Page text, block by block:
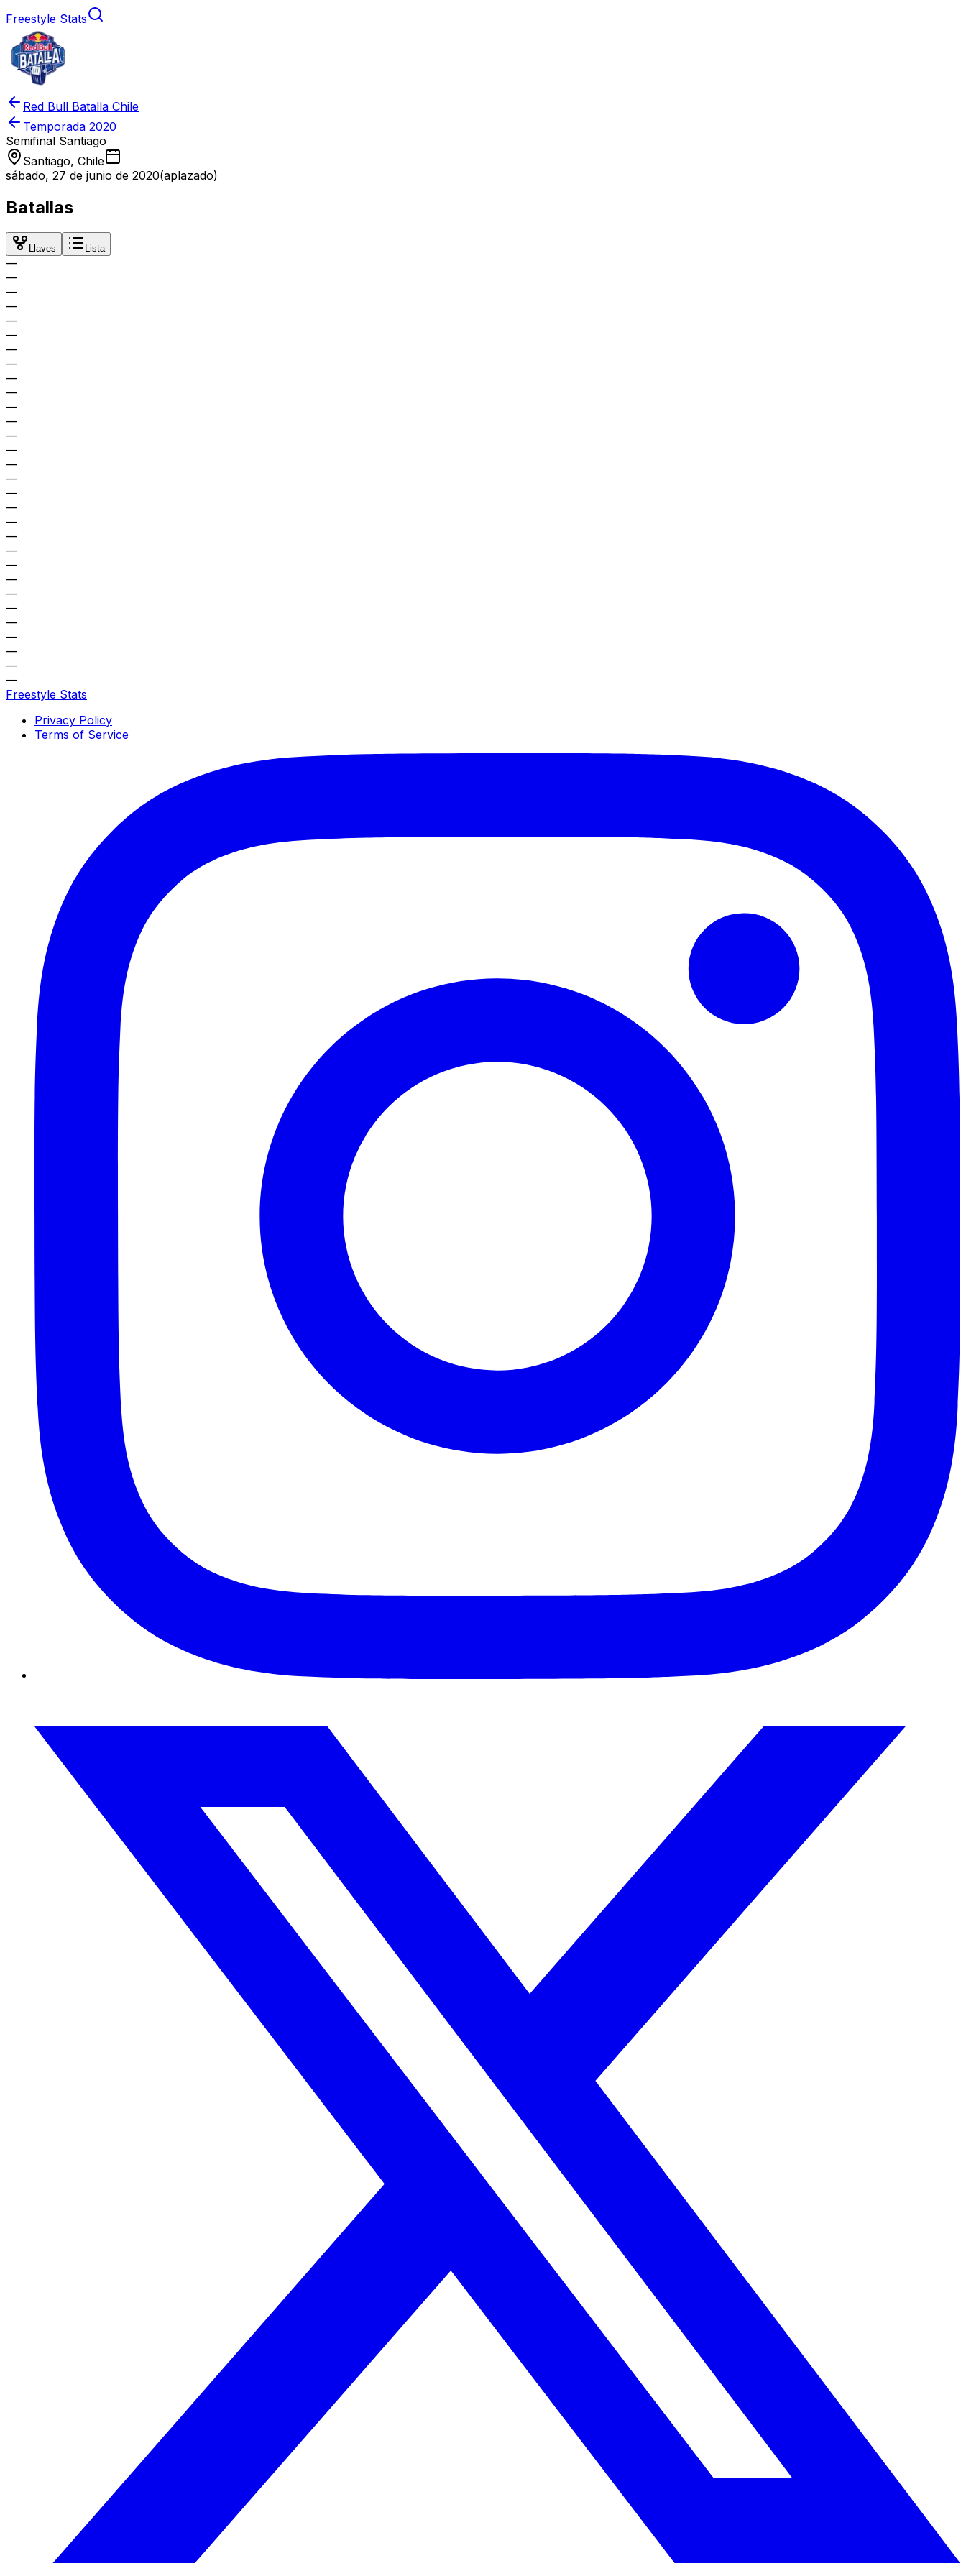
Freestyle Stats
Red Bull Batalla Chile
Temporada 2020
Semifinal Santiago
Santiago, Chile
sábado, 27 de junio de 2020(aplazado)
Batallas
Llaves Lista
—
—
—
—
—
—
—
—
—
—
—
—
—
—
—
—
—
—
—
—
—
—
—
—
—
—
—
—
—
—
Freestyle Stats
Privacy Policy
Terms of Service